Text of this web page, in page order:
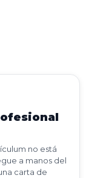
no está
a manos del
carta de